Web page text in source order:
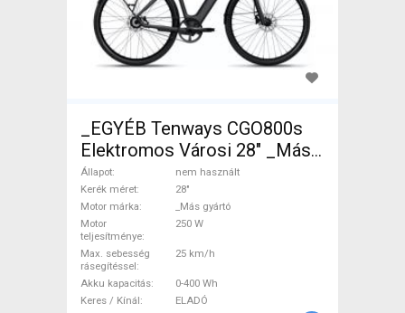
_EGYÉB Tenways CGO800s
Elektromos Városi 28" _Más
gyártó nem használt ELADÓ
Állapot
nem használt
Kerék méret
28"
Motor márka
_Más gyártó
Motor
teljesítménye
250 W
Max. sebesség
rásegítéssel
25 km/h
Akku kapacitás
0-400 Wh
Keres / Kínál
ELADÓ